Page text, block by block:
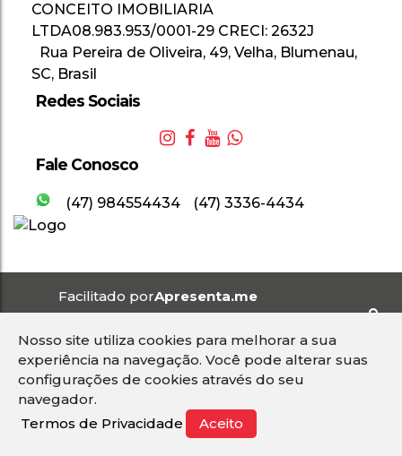
Nosso site utiliza cookies para melhorar a sua
experiência na navegação. Você pode alterar suas
configurações de cookies através do seu
navegador.
Termos de Privacidade
Aceito
CONCEITO IMOBILIARIA
LTDA08.983.953/0001-29 CRECI: 2632J
Rua Pereira de Oliveira, 49, Velha, Blumenau,
SC, Brasil
Redes Sociais
Fale Conosco
(47) 984554434 (47) 3336-4434